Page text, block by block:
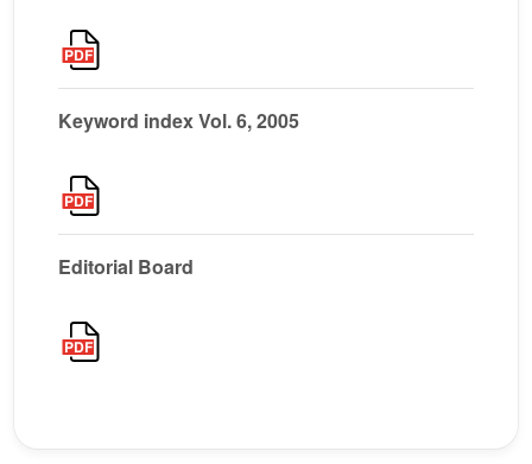
Keyword index Vol. 6, 2005
Editorial Board